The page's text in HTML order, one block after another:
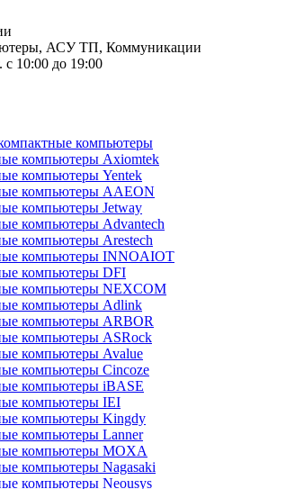
АСУ ТП, Коммуникации
10:00 до 19:00
компьютеры
компьютеры Axiomtek
компьютеры Yentek
компьютеры AAEON
компьютеры Jetway
компьютеры Advantech
компьютеры Arestech
компьютеры INNOAIOT
компьютеры DFI
компьютеры NEXCOM
компьютеры Adlink
компьютеры ARBOR
компьютеры ASRock
компьютеры Avalue
компьютеры Cincoze
компьютеры iBASE
компьютеры IEI
компьютеры Kingdy
компьютеры Lanner
компьютеры MOXA
компьютеры Nagasaki
компьютеры Neousys